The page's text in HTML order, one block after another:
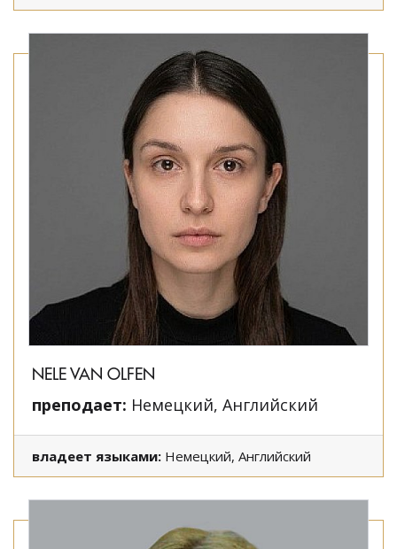
NELE VAN OLFEN
преподает: Немецкий, Английский
владеет языками: Немецкий, Английский